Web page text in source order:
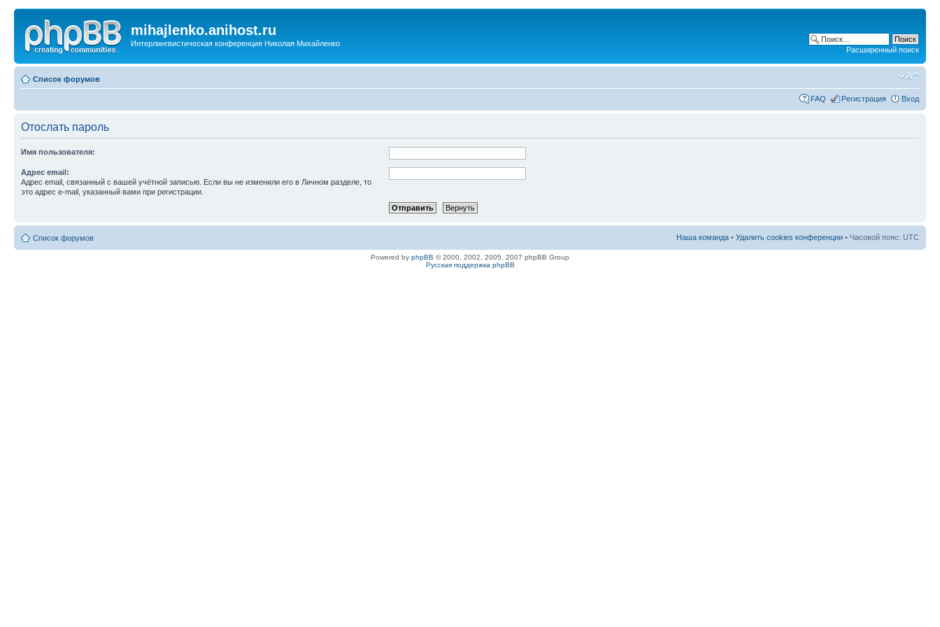
mihajlenko.anihost.ru
Интерлингвистическая конференция Николая Михайленко
Расширенный поиск
Список форумов
FAQ Регистрация Вход
Отослать пароль
Имя пользователя:
Адрес email:
Адрес email, связанный с вашей учётной записью. Если вы не изменили его в Личном разделе, то
это адрес e-mail, указанный вами при регистрации.
Список форумов Наша команда • Удалить cookies конференции • Часовой пояс: UTC
Powered by phpBB © 2000, 2002, 2005, 2007 phpBB Group
Русская поддержка phpBB